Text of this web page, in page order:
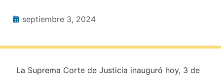
septiembre 3, 2024
La Suprema Corte de Justicia inauguró hoy, 3 de